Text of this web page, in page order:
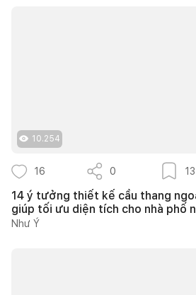
10.254
16 0 13
14 ý tưởng thiết kế cầu thang
giúp tối ưu diện tích cho nhà phố
Như Ý